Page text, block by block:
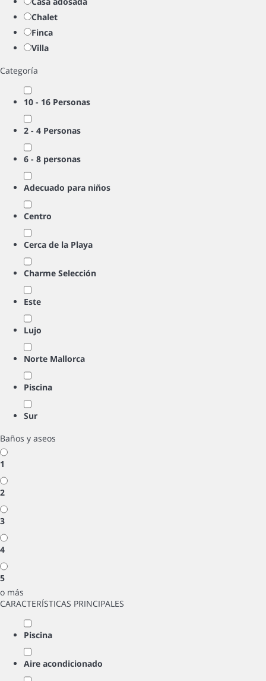
Chalet
Finca
Villa
Categoría
10 - 16 Personas
2 - 4 Personas
6 - 8 personas
Adecuado para niños
Centro
Cerca de la Playa
Charme Selección
Este
Lujo
Norte Mallorca
Piscina
Sur
Baños y aseos
1
2
3
4
5
o más
CARACTERÍSTICAS PRINCIPALES
Piscina
Aire acondicionado